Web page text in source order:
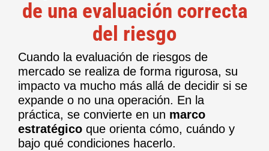
de una evaluación correcta
del riesgo
Cuando la evaluación de riesgos de
mercado se realiza de forma rigurosa, su
impacto va mucho más allá de decidir si se
expande o no una operación. En la
práctica, se convierte en un marco
estratégicoque orienta cómo, cuándo y
bajo qué condiciones hacerlo.